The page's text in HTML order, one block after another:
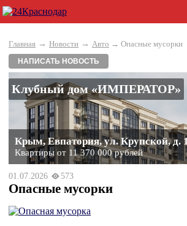
Главная → Новости → Авто → Опасные мусорки
НАПИСАТЬ НОВОСТЬ
Клубный дом «ИМПЕРАТОР»
Крым, Евпатория, ул. Крупской, д.
Квартиры от 11 370 000 рублей
01.07.2026 573
Опасные мусорки